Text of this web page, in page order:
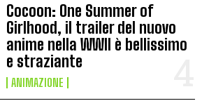
Cocoon: One Summer of
Girlhood, il trailer del nuovo
anime nella WWII è bellissimo
e straziante
ANIMAZIONE